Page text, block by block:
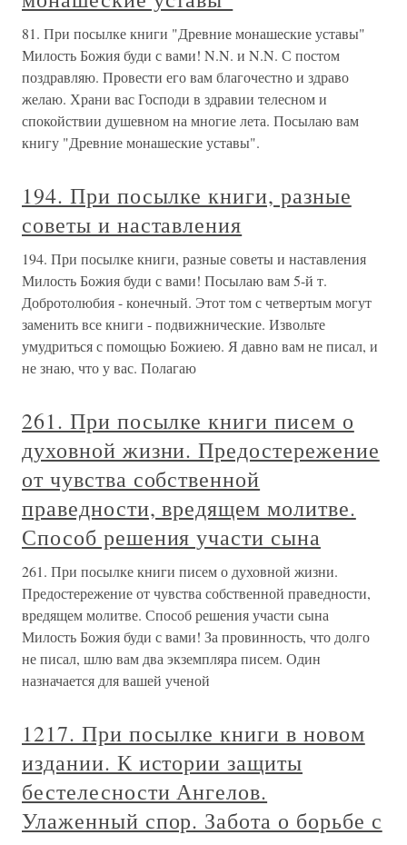
81. При посылке книги "Древние монашеские уставы"
Милость Божия буди с вами! N.N. и N.N. С постом
поздравляю. Провести его вам благочестно и здраво
желаю. Храни вас Господи в здравии телесном и
спокойствии душевном на многие лета. Посылаю вам
книгу "Древние монашеские уставы".
194. При посылке книги, разные
советы и наставления
194. При посылке книги, разные советы и наставления
Милость Божия буди с вами! Посылаю вам 5-й т.
Добротолюбия - конечный. Этот том с четвертым могут
заменить все книги - подвижнические. Извольте
умудриться с помощью Божиею. Я давно вам не писал, и
не знаю, что у вас. Полагаю
261. При посылке книги писем о
духовной жизни. Предостережение
от чувства собственной
праведности, вредящем молитве.
Способ решения участи сына
261. При посылке книги писем о духовной жизни.
Предостережение от чувства собственной праведности,
вредящем молитве. Способ решения участи сына
Милость Божия буди с вами! За провинность, что долго
не писал, шлю вам два экземпляра писем. Один
назначается для вашей ученой
1217. При посылке книги в новом
издании. К истории защиты
бестелесности Ангелов.
Улаженный спор. Забота о борьбе с